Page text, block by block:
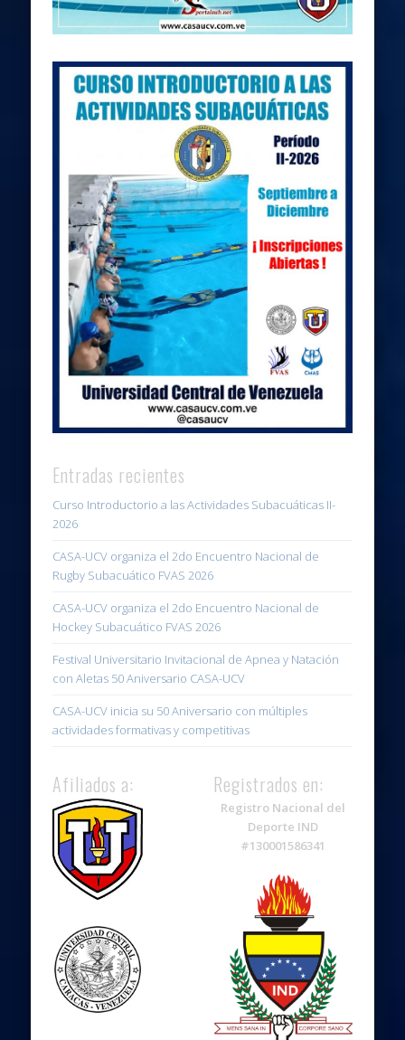
Entradas recientes
Curso Introductorio a las Actividades Subacuáticas II-
2026
CASA-UCV organiza el 2do Encuentro Nacional de
Rugby Subacuático FVAS 2026
CASA-UCV organiza el 2do Encuentro Nacional de
Hockey Subacuático FVAS 2026
Festival Universitario Invitacional de Apnea y Natación
con Aletas 50 Aniversario CASA-UCV
CASA-UCV inicia su 50 Aniversario con múltiples
actividades formativas y competitivas
Afiliados a: Registrados en:
Registro Nacional del
Deporte IND
#130001586341